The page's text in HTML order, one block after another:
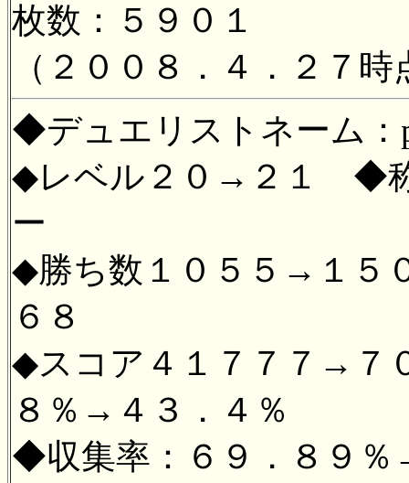
枚数：５９０１
（２００８．４．２７時
◆デュエリストネーム：
◆レベル２０→２１ ◆称
ー
◆勝ち数１０５５→１
６８
◆スコア４１７７７→
８％→４３．４％
◆収集率：６９．８９